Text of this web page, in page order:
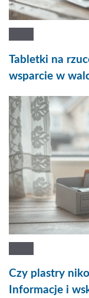
Tabletki na
wsparcie w
Czy plastry
Informacje i